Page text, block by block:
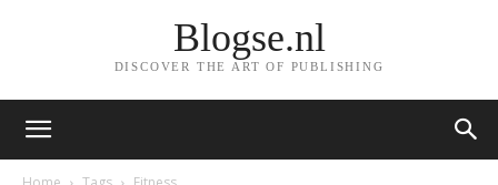
Blogse.nl
DISCOVER THE ART OF PUBLISHING